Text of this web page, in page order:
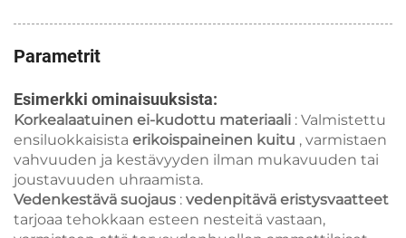
Parametrit
Esimerkki ominaisuuksista:
Korkealaatuinen ei-kudottu materiaali : Valmistettu
ensiluokkaisista erikoispaineinen kuitu , varmistaen
vahvuuden ja kestävyyden ilman mukavuuden tai
joustavuuden uhraamista.
Vedenkestävä suojaus : vedenpitävä eristysvaatteet
tarjoaa tehokkaan esteen nesteitä vastaan,